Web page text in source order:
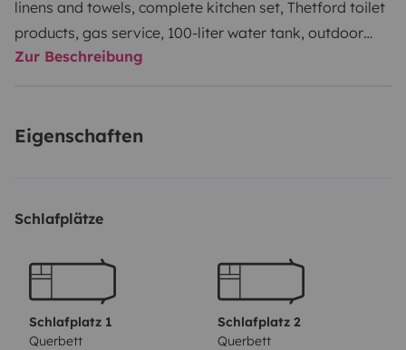
linens and towels, complete kitchen set, Thetford toilet
products, gas service, 100-liter water tank, outdoor
table and chairs, beach umbrella, FINAL
140CV.Full optionals and agility on an exclusive Italian
autonomy….
sunsets and unforgettable starry nights!!!Book now at
we are always on line!!
Zur Beschreibung
Eigenschaften
Schlafplätze
Schlafplatz 1
Querbett
Schlafplatz 2
Querbett